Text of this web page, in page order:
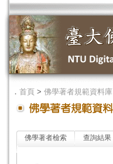
． 首頁 > 佛學著者規範資料庫
佛學著者檢索 查詢結果